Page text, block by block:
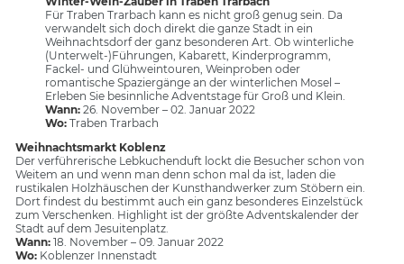
Für Traben Trarbach kann es nicht groß genug sein. Da
verwandelt sich doch direkt die ganze Stadt in ein
Weihnachtsdorf der ganz besonderen Art. Ob winterliche
(Unterwelt-)Führungen, Kabarett, Kinderprogramm,
Fackel- und Glühweintouren, Weinproben oder
romantische Spaziergänge an der winterlichen Mosel –
Erleben Sie besinnliche Adventstage für Groß und Klein.
Wann: 26. November – 02. Januar 2022
Wo: Traben Trarbach
Weihnachtsmarkt Koblenz
Der verführerische Lebkuchenduft lockt die Besucher schon von
Weitem an und wenn man denn schon mal da ist, laden die
rustikalen Holzhäuschen der Kunsthandwerker zum Stöbern ein.
Dort findest du bestimmt auch ein ganz besonderes Einzelstück
zum Verschenken. Highlight ist der größte Adventskalender der
Stadt auf dem Jesuitenplatz.
Wann: 18. November – 09. Januar 2022
Wo: Koblenzer Innenstadt